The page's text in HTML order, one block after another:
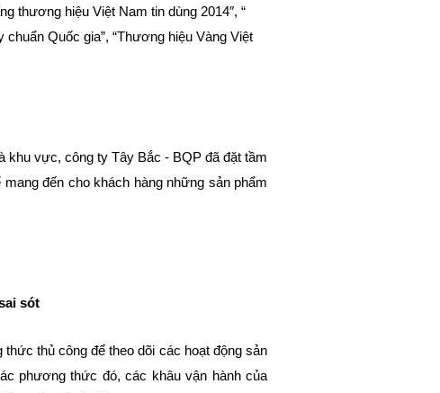
thương hiệu Việt Nam tin dùng 2014″, “
Quốc gia”, “Thương hiệu Vàng Việt
khu vực, công ty Tây Bắc - BQP đã đặt tầm
đến cho khách hàng những sản phẩm
sót
thủ công để theo dõi các hoạt động sản
phương thức đó, các khâu vận hành của